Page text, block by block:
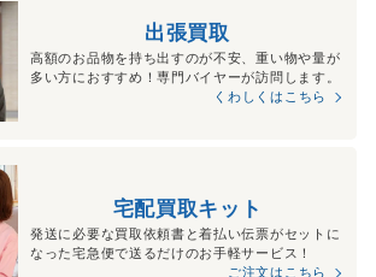
出張買取
高額のお品物を持ち出すのが不安、重い物や量が
多い方におすすめ！専門バイヤーが訪問します。
くわしくはこちら
宅配買取キット
発送に必要な買取依頼書と着払い伝票がセットに
なった宅急便で送るだけのお手軽サービス！
ご注文はこちら